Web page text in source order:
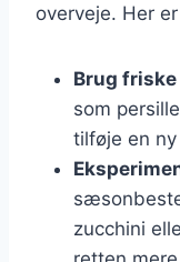
overveje. Her
Brug
som
tilføje en
zucchini